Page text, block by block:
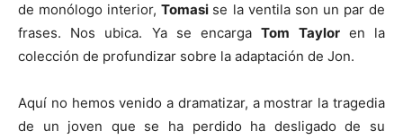
de monólogo interior,Tomasi se la ventila son un par de
frases. Nos ubica. Ya se encargaTom Tayloren la
colección de profundizar sobre la adaptación de Jon.
Aquí no hemos venido a dramatizar, a mostrar la tragedia
de un joven que se ha perdido ha desligado de su